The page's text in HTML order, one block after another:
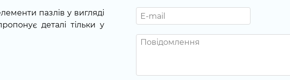
пазлів у вигляді
деталі тільки у